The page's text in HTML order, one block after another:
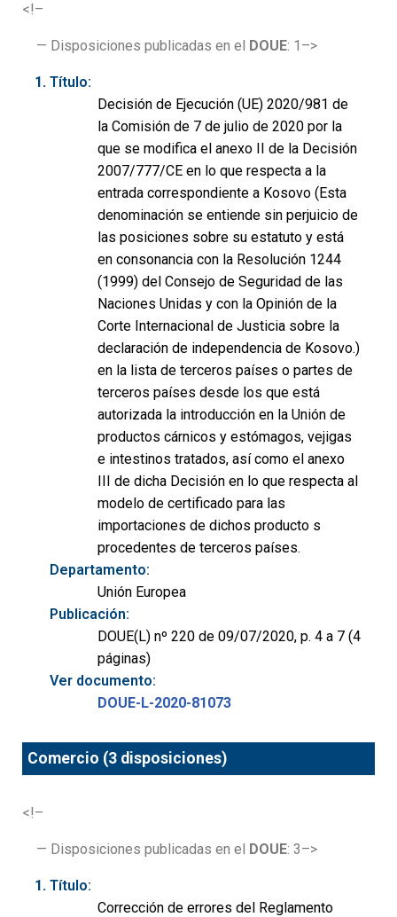
<!–
— Disposiciones publicadas en el DOUE: 1–>
Título:
Decisión de Ejecución (UE) 2020/981 de
la Comisión de 7 de julio de 2020 por la
que se modifica el anexo II de la Decisión
2007/777/CE en lo que respecta a la
entrada correspondiente a Kosovo (Esta
denominación se entiende sin perjuicio de
las posiciones sobre su estatuto y está
en consonancia con la Resolución 1244
(1999) del Consejo de Seguridad de las
Naciones Unidas y con la Opinión de la
Corte Internacional de Justicia sobre la
declaración de independencia de Kosovo.)
en la lista de terceros países o partes de
terceros países desde los que está
autorizada la introducción en la Unión de
productos cárnicos y estómagos, vejigas
e intestinos tratados, así como el anexo
III de dicha Decisión en lo que respecta al
modelo de certificado para las
importaciones de dichos producto s
procedentes de terceros países.
Departamento:
Unión Europea
Publicación:
DOUE(L) nº 220 de 09/07/2020, p. 4 a 7 (4
páginas)
Ver documento:
DOUE-L-2020-81073
Comercio (3 disposiciones)
<!–
— Disposiciones publicadas en el DOUE: 3–>
Título:
Corrección de errores del Reglamento